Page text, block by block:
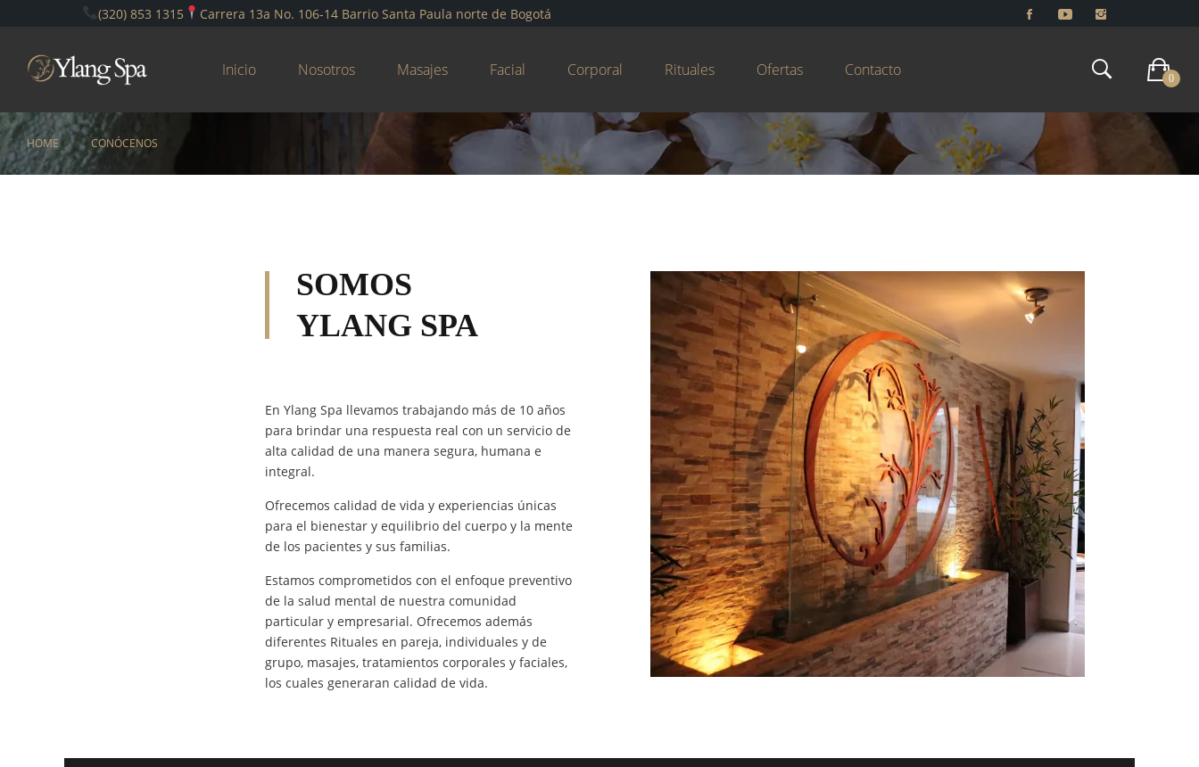
(320) 853 1315 Carrera 13a No. 106-14 Barrio Santa Paula norte de Bogotá
Inicio Nosotros Masajes Facial Corporal Rituales Ofertas Contacto 0
HOME CONÓCENOS
SOMOS
YLANG SPA
En Ylang Spa llevamos trabajando más de 10 años
para brindar una respuesta real con un servicio de
alta calidad de una manera segura, humana e
integral.
Ofrecemos calidad de vida y experiencias únicas
para el bienestar y equilibrio del cuerpo y la mente
de los pacientes y sus familias.
Estamos comprometidos con el enfoque preventivo
de la salud mental de nuestra comunidad
particular y empresarial. Ofrecemos además
diferentes Rituales en pareja, individuales y de
grupo, masajes, tratamientos corporales y faciales,
los cuales generaran calidad de vida.